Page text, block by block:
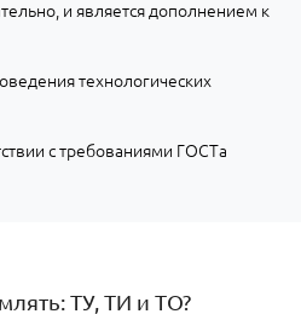
и является дополнением к
технологических
с требованиями ГОСТа
ТУ, ТИ и ТО?